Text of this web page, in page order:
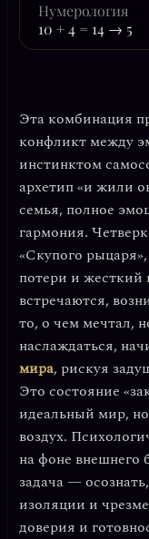
Нумерология
10 + 4 = 14 → 5
Эта комбинация
конфликт между
инстинктом
архетип «и жили
семья, полное
гармония.
«Скупого
потери и жесткий
встречаются,
то, о чем мечтал,
наслаждаться,
мира, рискуя
Это состояние
идеальный мир,
воздух.
на фоне внешнего
задача —
изоляции и
доверия и